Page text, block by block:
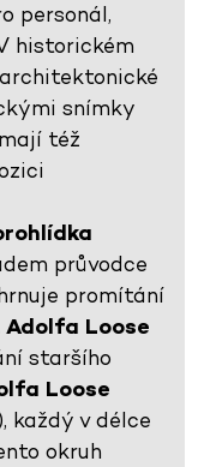
personál,
historickém
snímky
též
průvodce
promítání
Loose
staršího
Loose
každý v délce
okruh